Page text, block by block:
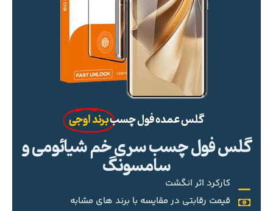
گلس عمده فول چسببرند اوجی
گلس فول چسب سری خم شیائومی و
سامسونگ
کارکرد اثر انگشت
قیمت رقابتی در مقایسه با برند های مشابه